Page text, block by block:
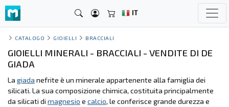
IT
CATALOGO GIOIELLI BRACCIALI
GIOIELLI MINERALI - BRACCIALI - VENDITE DI DE
GIADA
La giada nefrite è un minerale appartenente alla famiglia dei
silicati. La sua composizione chimica, costituita principalmente
da silicati di magnesio e calcio, le conferisce grande durezza e